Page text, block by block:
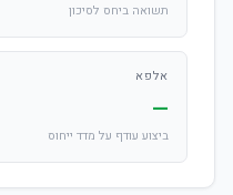
תשואה ביחס לסיכון
אלפא
—
ביצוע עודף על מדד ייחוס